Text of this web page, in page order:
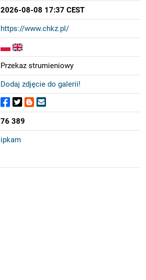
2026-08-08 17:37 CEST
https://www.chkz.pl/
Przekaz strumieniowy
Dodaj zdjęcie do galerii!
76 389
ipkam